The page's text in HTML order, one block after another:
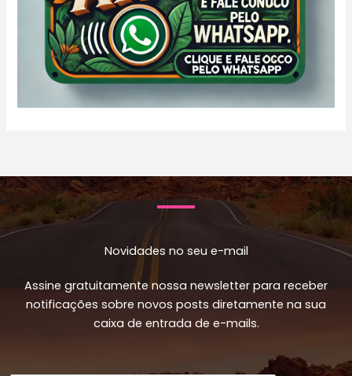
Novidades no seu e-mail
Assine gratuitamente nossa newsletter para receber
notificações sobre novos posts diretamente na sua
caixa de entrada de e-mails.